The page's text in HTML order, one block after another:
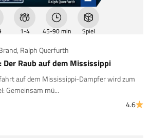
1-4 45-90 min Spiel
, Ralph Querfurth
Der Raub auf dem Mississippi
auf dem Mississippi-Dampfer wird zum
Gemeinsam mü...
4.6